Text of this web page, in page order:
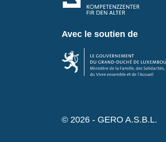
Avec le soutien de
© 2026 - GERO A.S.B.L.